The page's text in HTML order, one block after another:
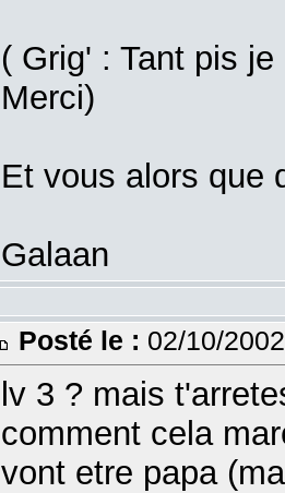
( Grig' : Tant pis
Merci)
Et vous alors que
Galaan
Posté le : 02/10/
lv 3 ? mais
comment cela
vont etre papa